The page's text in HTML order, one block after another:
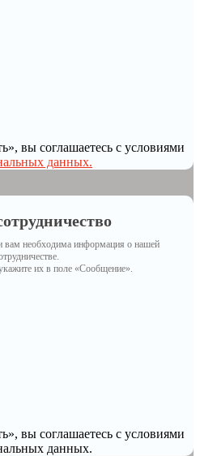
вы соглашаетесь с условиями
данных.
вам необходима информация о нашей
их в поле «Сообщение».
вы соглашаетесь с условиями
данных.